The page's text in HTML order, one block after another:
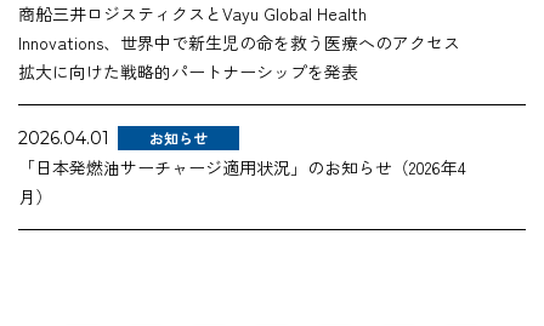
商船三井ロジスティクスとVayu Global Health
Innovations、世界中で新生児の命を救う医療へのアクセス
拡大に向けた戦略的パートナーシップを発表
2026.04.01 お知らせ
「日本発燃油サーチャージ適用状況」のお知らせ（2026年4
月）